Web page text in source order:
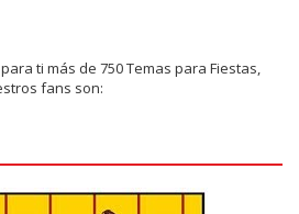
ti más de 750 Temas para Fiestas,
fans son: